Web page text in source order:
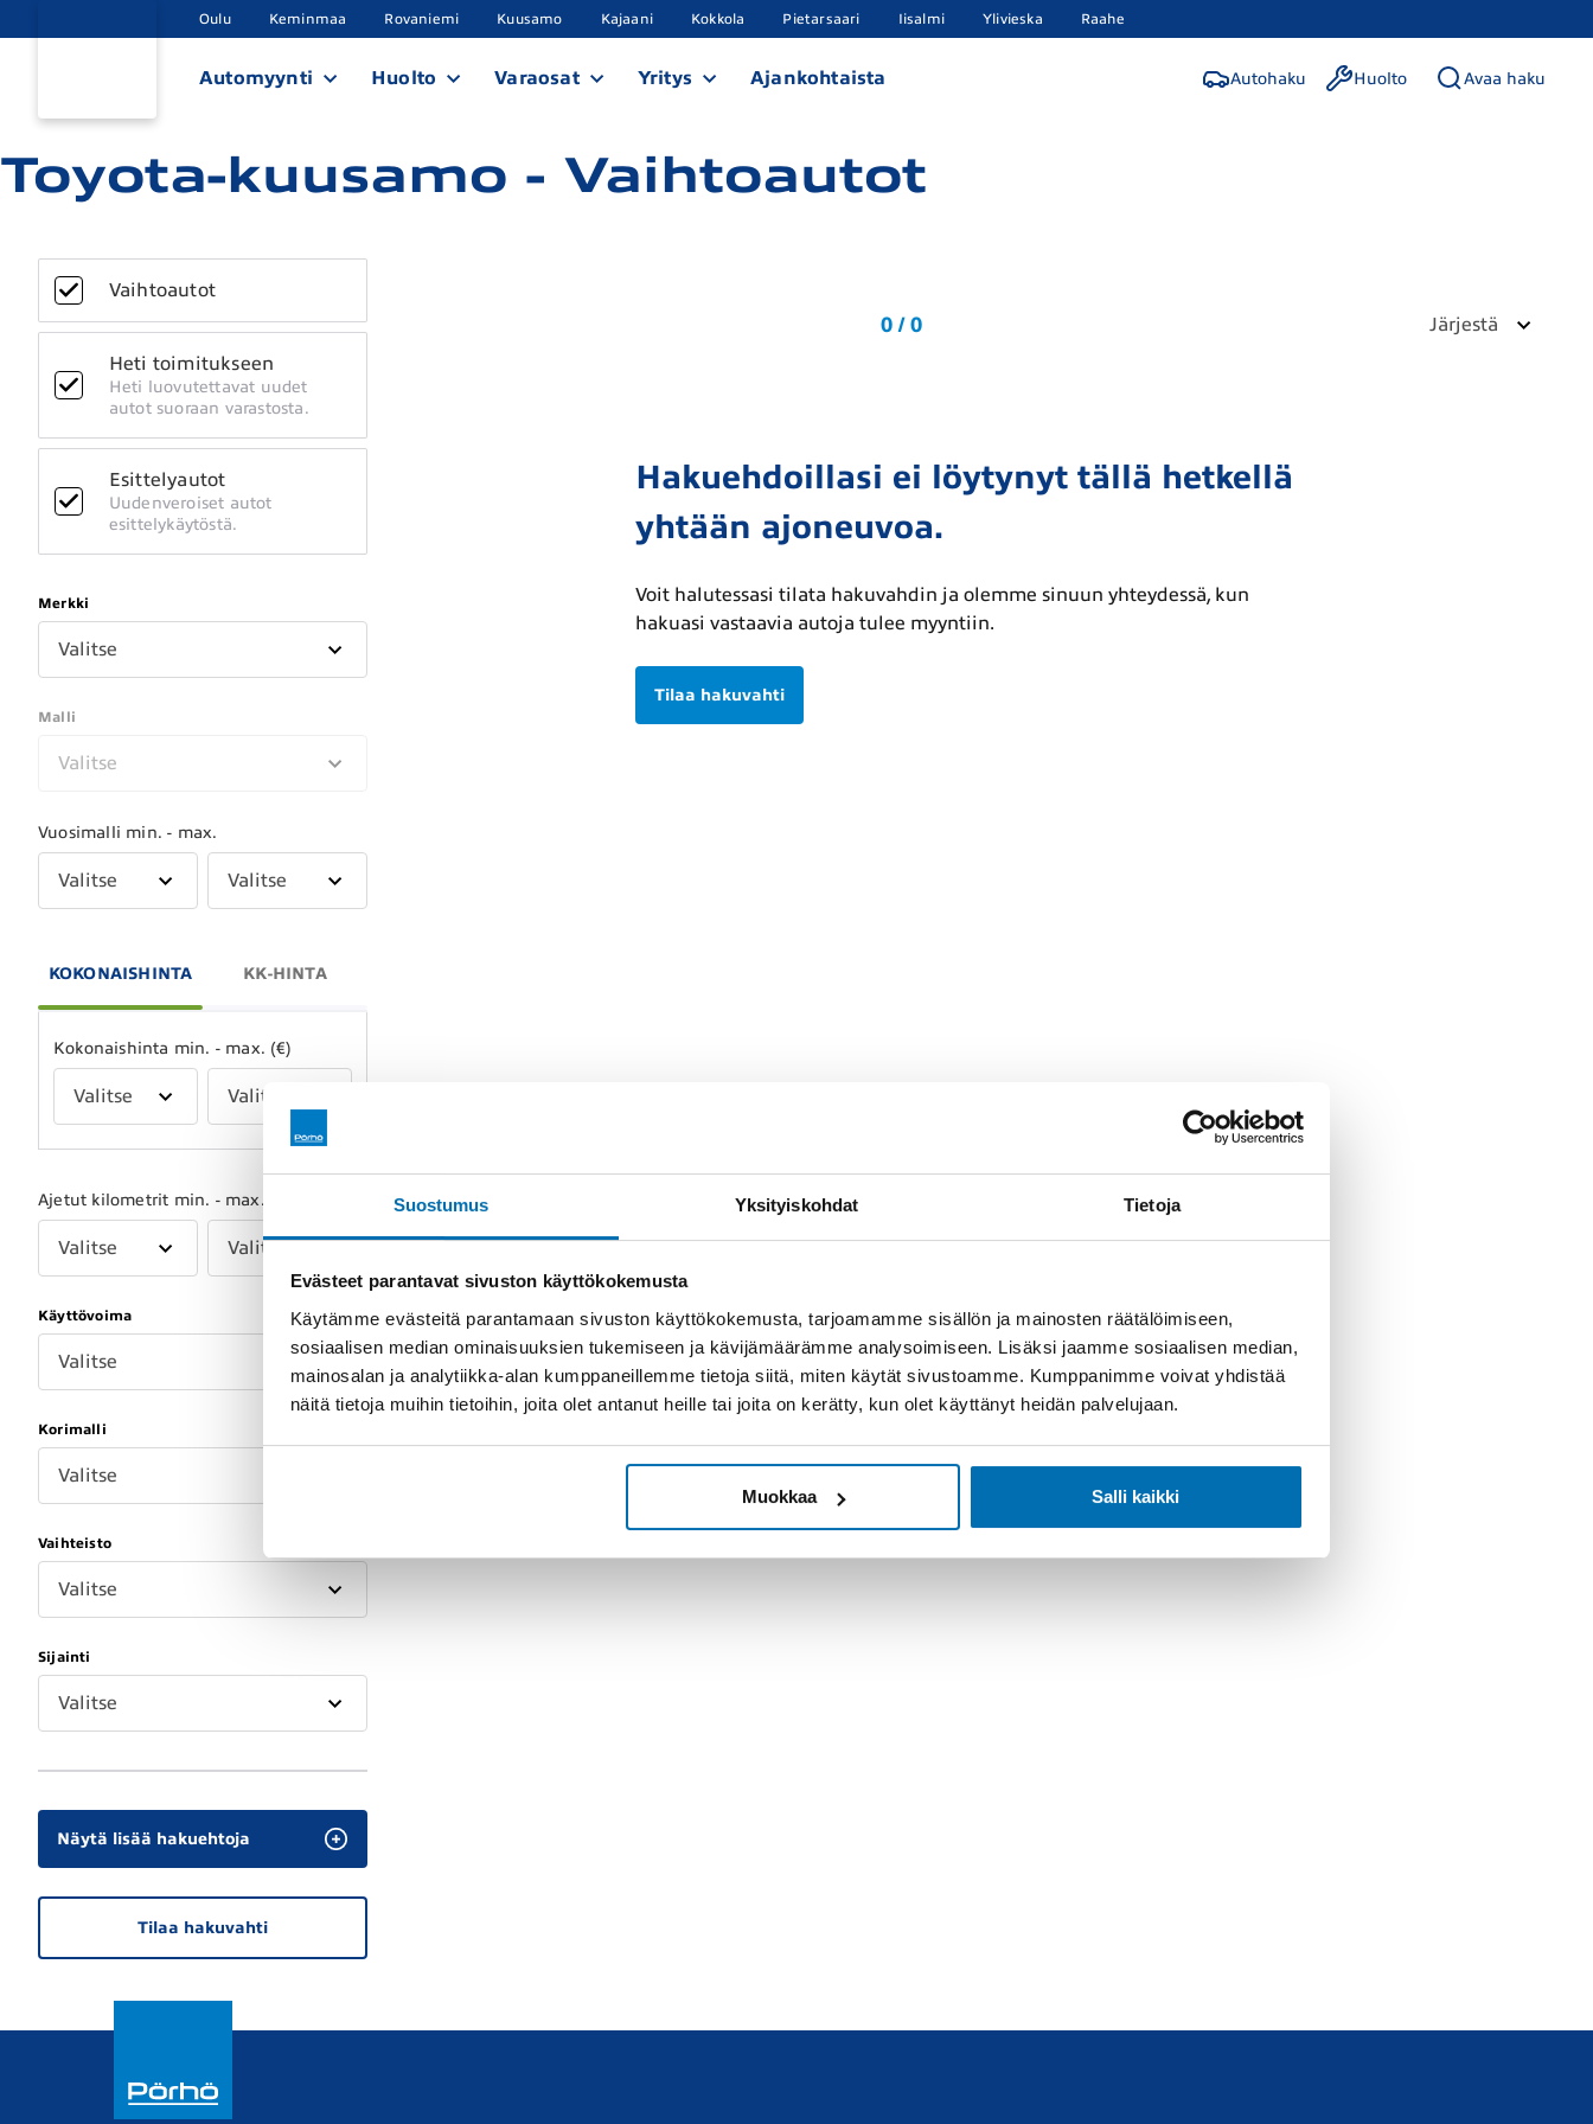
Suostumus Yksityiskohdat Tietoja
Evästeet parantavat sivuston käyttökokemusta
Käytämme evästeitä parantamaan sivuston käyttökokemusta, tarjoamamme sisällön ja mainosten räätälöimiseen,
sosiaalisen median ominaisuuksien tukemiseen ja kävijämäärämme analysoimiseen. Lisäksi jaamme sosiaalisen median,
mainosalan ja analytiikka-alan kumppaneillemme tietoja siitä, miten käytät sivustoamme. Kumppanimme voivat yhdistää
näitä tietoja muihin tietoihin, joita olet antanut heille tai joita on kerätty, kun olet käyttänyt heidän palvelujaan.
Muokkaa Salli kaikki
Oulu Keminmaa Rovaniemi Kuusamo Kajaani Kokkola Pietarsaari Iisalmi Ylivieska Raahe
Automyynti Huolto Varaosat Yritys Ajankohtaista Autohaku Huolto Avaa haku
Toyota-kuusamo - Vaihtoautot
Vaihtoautot
Heti toimitukseen
Heti luovutettavat uudet
autot suoraan varastosta.
Esittelyautot
Uudenveroiset autot
esittelykäytöstä.
Merkki
Valitse
Malli
Valitse
Vuosimalli min. - max.
Valitse Valitse
KOKONAISHINTA KK-HINTA
Kokonaishinta min. - max. (€)
Valitse Valitse
Ajetut kilometrit min. - max.
Valitse Valitse
Käyttövoima
Valitse
Korimalli
Valitse
Vaihteisto
Valitse
Sijainti
Valitse
Näytä lisää hakuehtoja
Tilaa hakuvahti
0 / 0 Järjestä
Hakuehdoillasi ei löytynyt tällä hetkellä
yhtään ajoneuvoa.
Voit halutessasi tilata hakuvahdin ja olemme sinuun yhteydessä, kun
hakuasi vastaavia autoja tulee myyntiin.
Tilaa hakuvahti